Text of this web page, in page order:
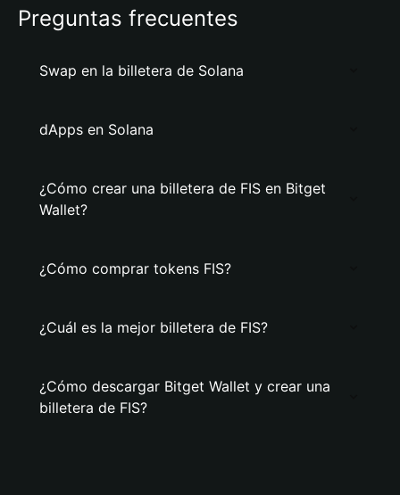
Preguntas frecuentes
Swap en la billetera de Solana
dApps en Solana
¿Cómo crear una billetera de FIS en Bitget
Wallet?
¿Cómo comprar tokens FIS?
¿Cuál es la mejor billetera de FIS?
¿Cómo descargar Bitget Wallet y crear una
billetera de FIS?